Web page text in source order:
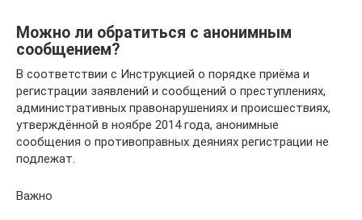
Можно ли обратиться с анонимным
сообщением?
В соответствии с Инструкцией о порядке приёма и
регистрации заявлений и сообщений о преступлениях,
административных правонарушениях и происшествиях,
утверждённой в ноябре 2014 года, анонимные
сообщения о противоправных деяниях регистрации не
подлежат.
Важно